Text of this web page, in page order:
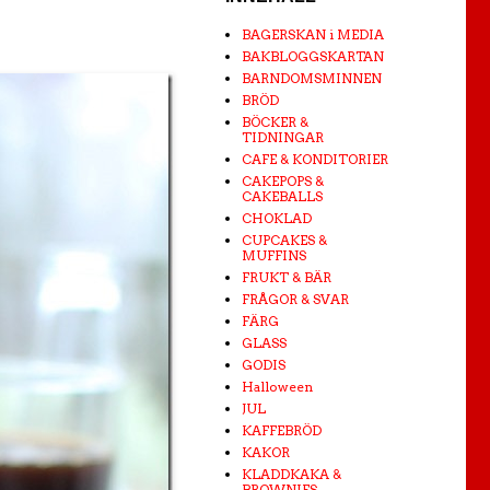
BAGERSKAN i MEDIA
BAKBLOGGSKARTAN
BARNDOMSMINNEN
BRÖD
BÖCKER &
TIDNINGAR
CAFE & KONDITORIER
CAKEPOPS &
CAKEBALLS
CHOKLAD
CUPCAKES &
MUFFINS
FRUKT & BÄR
FRÅGOR & SVAR
FÄRG
GLASS
GODIS
Halloween
JUL
KAFFEBRÖD
KAKOR
KLADDKAKA &